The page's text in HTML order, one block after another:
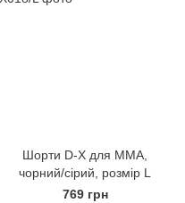
Шорти D-X для MMA,
чорний/сірий, розмір L
769 грн